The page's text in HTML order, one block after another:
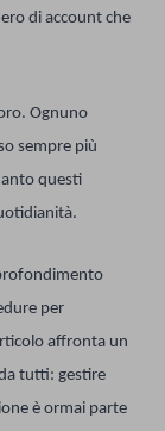
di account che
Ognuno
sempre più
questi
per
affronta un
tutti: gestire
è ormai parte